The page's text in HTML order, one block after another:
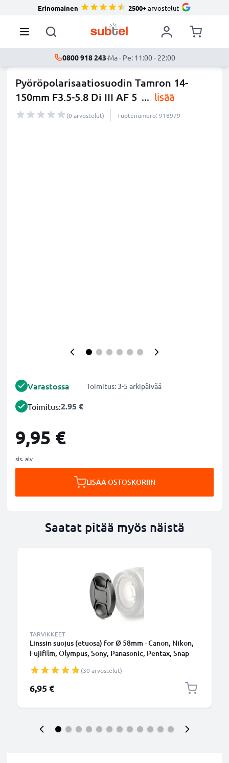
Erinomainen 2500+arvostelut
0800 918 243·Ma - Pe: 11:00 - 22:00
Pyöröpolarisaatiosuodin Tamron 14-
150mm F3.5-5.8 Di III AF 5 ... lisää
(0 arvostelut) Tuotenumero: 918979
Varastossa Toimitus: 3-5 arkipäivää
Toimitus:2.95 €
9,95 €
sis. alv
LISÄÄ OSTOSKORIIN
Saatat pitää myös näistä
TARVIKKEET
Linssin suojus (etuosa) for Ø 58mm - Canon, Nikon,
Fujifilm, Olympus, Sony, Panasonic, Pentax, Snap
(30 arvostelut)
6,95 €